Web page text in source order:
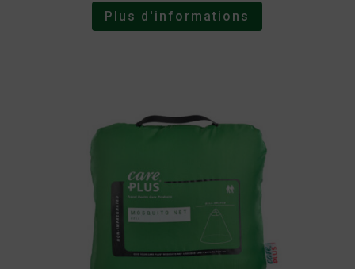
Plus d'informations